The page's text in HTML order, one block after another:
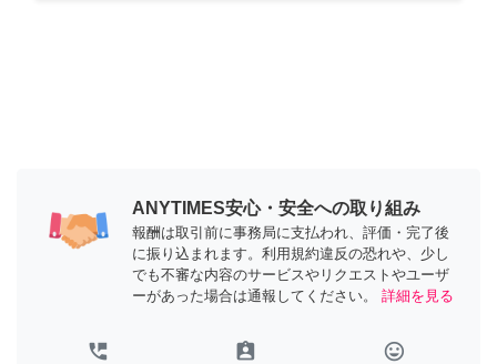
ANYTIMES安心・安全への取り組み
報酬は取引前に事務局に支払われ、評価・完了後
に振り込まれます。利用規約違反の恐れや、少し
でも不審な内容のサービスやリクエストやユーザ
ーがあった場合は通報してください。
詳細を見る
perm_phone_msg assignment_ind tag_faces